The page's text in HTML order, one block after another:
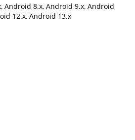
Android 8.x, Android 9.x, Android
12.x, Android 13.x